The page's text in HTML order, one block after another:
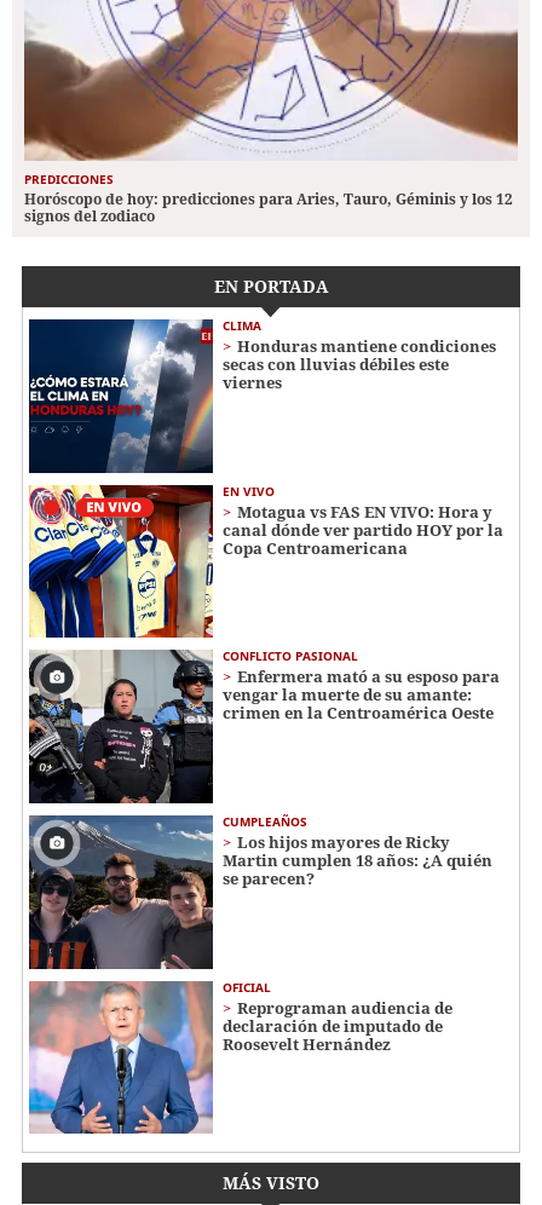
PREDICCIONES
Horóscopo de hoy: predicciones para Aries, Tauro, Géminis y los 12
signos del zodiaco
EN PORTADA
CLIMA
Honduras mantiene condiciones
secas con lluvias débiles este
viernes
EN VIVO
Motagua vs FAS EN VIVO: Hora y
canal dónde ver partido HOY por la
Copa Centroamericana
CONFLICTO PASIONAL
Enfermera mató a su esposo para
vengar la muerte de su amante:
crimen en la Centroamérica Oeste
CUMPLEAÑOS
Los hijos mayores de Ricky
Martin cumplen 18 años: ¿A quién
se parecen?
OFICIAL
Reprograman audiencia de
declaración de imputado de
Roosevelt Hernández
MÁS VISTO